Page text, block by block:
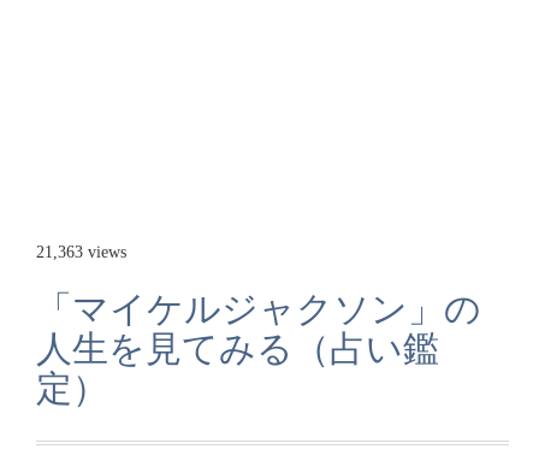
21,363 views
「マイケルジャクソン」の
人生を見てみる（占い鑑
定）